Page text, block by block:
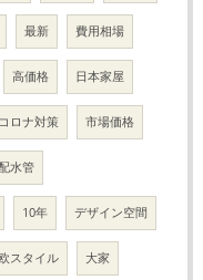
最新 費用相場
高価格 日本家屋
コロナ対策 市場価格
水管
10年 デザイン空間
スタイル 大家